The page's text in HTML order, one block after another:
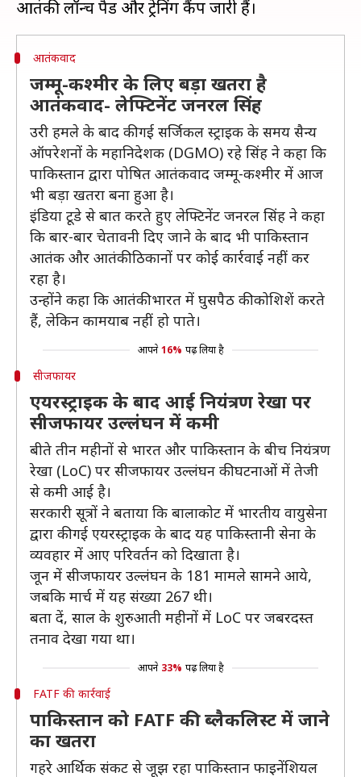
आतंकवाद
जम्मू-कश्मीर के लिए बड़ा खतरा है
आतंकवाद- लेफ्टिनेंट जनरल सिंह
उरी हमले के बाद की गई सर्जिकल स्ट्राइक के समय सैन्य
ऑपरेशनों के महानिदेशक (DGMO) रहे सिंह ने कहा कि
पाकिस्तान द्वारा पोषित आतंकवाद जम्मू-कश्मीर में आज
भी बड़ा खतरा बना हुआ है।
इंडिया टूडे से बात करते हुए लेफ्टिनेंट जनरल सिंह ने कहा
कि बार-बार चेतावनी दिए जाने के बाद भी पाकिस्तान
आतंक और आतंकी ठिकानों पर कोई कार्रवाई नहीं कर
रहा है।
उन्होंने कहा कि आतंकी भारत में घुसपैठ की कोशिशें करते
हैं, लेकिन कामयाब नहीं हो पाते।
आपने 16% पढ़ लिया है
सीजफायर
एयरस्ट्राइक के बाद आई नियंत्रण रेखा पर
सीजफायर उल्लंघन में कमी
बीते तीन महीनों से भारत और पाकिस्तान के बीच नियंत्रण
रेखा (LoC) पर सीजफायर उल्लंघन की घटनाओं में तेजी
से कमी आई है।
सरकारी सूत्रों ने बताया कि बालाकोट में भारतीय वायुसेना
द्वारा की गई एयरस्ट्राइक के बाद यह पाकिस्तानी सेना के
व्यवहार में आए परिवर्तन को दिखाता है।
जून में सीजफायर उल्लंघन के 181 मामले सामने आये,
जबकि मार्च में यह संख्या 267 थी।
बता दें, साल के शुरुआती महीनों में LoC पर जबरदस्त
तनाव देखा गया था।
आपने 33% पढ़ लिया है
FATF की कार्रवाई
पाकिस्तान को FATF की ब्लैकलिस्ट में जाने
का खतरा
गहरे आर्थिक संकट से जूझ रहा पाकिस्तान फाइनेंशियल